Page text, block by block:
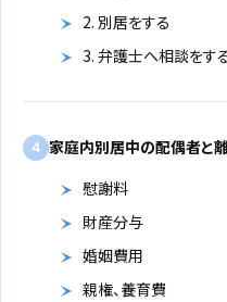
2. 別居をする
3. 弁護士へ相談をす
4 家庭内別居中の配偶者と
慰謝料
財産分与
婚姻費用
親権、養育費